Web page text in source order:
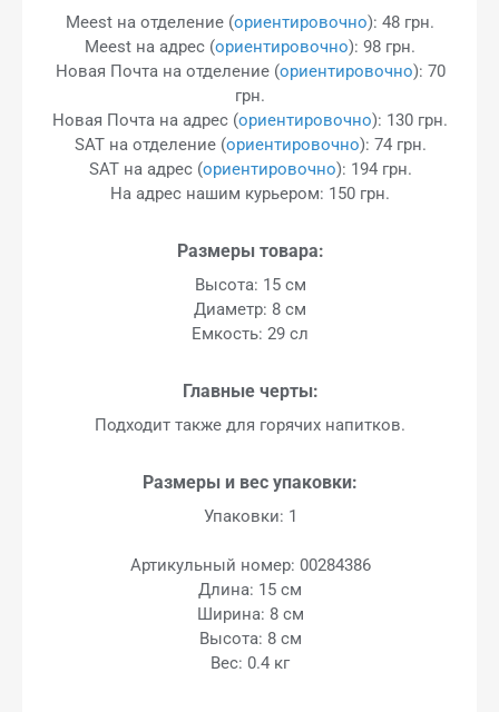
Meest на отделение (ориентировочно): 48 грн.
Meest на адрес (ориентировочно): 98 грн.
Новая Почта на отделение (ориентировочно): 70
грн.
Новая Почта на адрес (ориентировочно): 130 грн.
SAT на отделение (ориентировочно): 74 грн.
SAT на адрес (ориентировочно): 194 грн.
На адрес нашим курьером: 150 грн.
Размеры товара:
Высота: 15 см
Диаметр: 8 см
Емкость: 29 сл
Главные черты:
Подходит также для горячих напитков.
Размеры и вес упаковки:
Упаковки: 1
Артикульный номер: 00284386
Длина: 15 см
Ширина: 8 см
Высота: 8 см
Вес: 0.4 кг